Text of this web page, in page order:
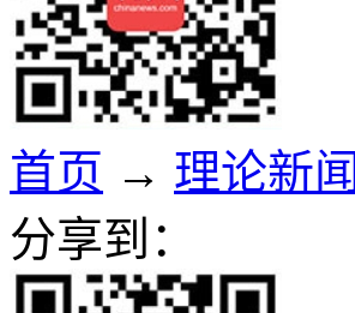
首页 → 理论新闻
分享到：